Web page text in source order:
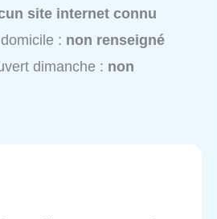
site internet connu
: non renseigné
dimanche : non